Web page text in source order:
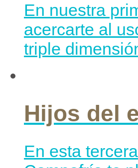
En nuestra
acercarte al
triple
Hijos del
En esta